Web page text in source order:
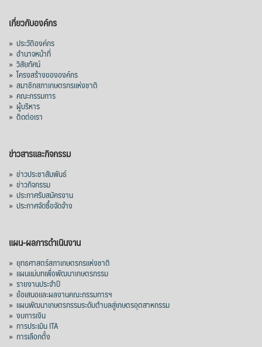
ไทยในช่วง 6 เดือนของปี 2569 (ม.ค.-มิ.ย.) มี
1,205 ล้านดอลลาร์สหรัฐ (ประมาณ
38,003.15 ล้านบาท) ลดลง 27.69%
ปรับตัวลดลงตามสภาวะเศรษฐกิจและการค้า
โลก โดยตลาดส่งออกสำคัญ จีน ส่งออกได้
1.52 ล้านตัน ลด 61.71%
ส่งออกมันครึ่งปี 69 ปริมาณ 2.52 ล้านตัน
ลด 51.63% ยังดีที่ราคาขายดีกว่าปีก่อน
mgronline.com
View on Facebook
สภาเกษตรกรแห่งชาติ
17 hours ago
คณะรัฐมนตรี อนุมัติโครงการอ่างเก็บน้ำ
คลองวังโตนด วงเงิน 7,200 ล้านบาท สะท้อน
ผลสำเร็จการผลักดันข้อเสนอเชิงนโยบายของ
เกี่ยวกับองค์กร
» ประวัติองค์กร
» อำนาจหน้าที่
» วิสัยทัศน์
» โครงสร้างขององค์กร
» สมาชิกสภาเกษตรกรแห่งชาติ
» คณะกรรมการ
» ผู้บริหาร
» ติดต่อเรา
ข่าวสารและกิจกรรม
» ข่าวประชาสัมพันธ์
» ข่าวกิจกรรม
» ประกาศรับสมัครงาน
» ประกาศจัดซื้อจัดจ้าง
แผน-ผลการดำเนินงาน
» ยุทธศาสตร์สภาเกษตรกรแห่งชาติ
» แผนแม่บทเพื่อพัฒนาเกษตรกรรม
» รายงานประจำปี
» ข้อเสนอและผลงานคณะกรรมการฯ
» แผนพัฒนาเกษตรกรรมระดับตำบลสู่เกษตรอุตสาหกรรม
» งบการเงิน
» การประเมิน ITA
» การเลือกตั้ง